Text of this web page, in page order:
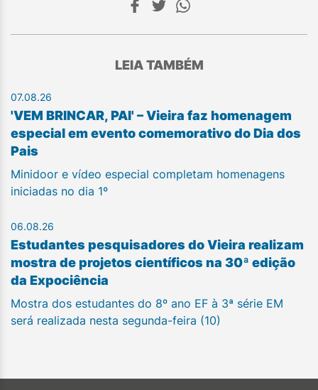
LEIA TAMBÉM
07.08.26
'VEM BRINCAR, PAI' – Vieira faz homenagem
especial em evento comemorativo do Dia dos
Pais
Minidoor e vídeo especial completam homenagens
iniciadas no dia 1º
06.08.26
Estudantes pesquisadores do Vieira realizam
mostra de projetos científicos na 30ª edição
da Expociência
Mostra dos estudantes do 8º ano EF à 3ª série EM
será realizada nesta segunda-feira (10)